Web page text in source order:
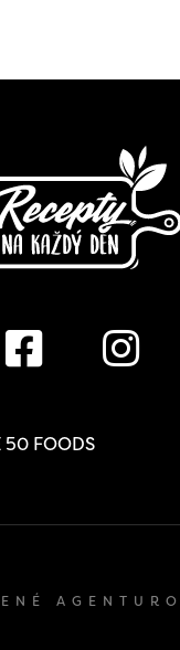
50 FOODS